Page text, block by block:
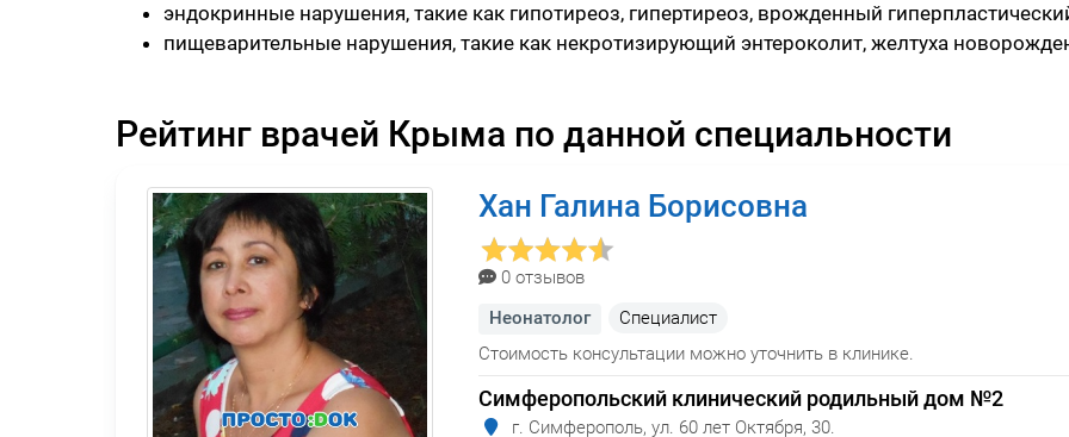
эндокринные нарушения, такие как гипотиреоз, гипертиреоз, врожденный
пищеварительные нарушения, такие как некротизирующий энтероколит, желтуха
Рейтинг врачей Крыма по данной специальности
Хан Галина Борисовна
0 отзывов
Неонатолог
Cпециалист
Стоимость консультации можно уточнить в клинике.
Симферопольский клинический родильный дом №2
г. Симферополь, ул. 60 лет Октября, 30.